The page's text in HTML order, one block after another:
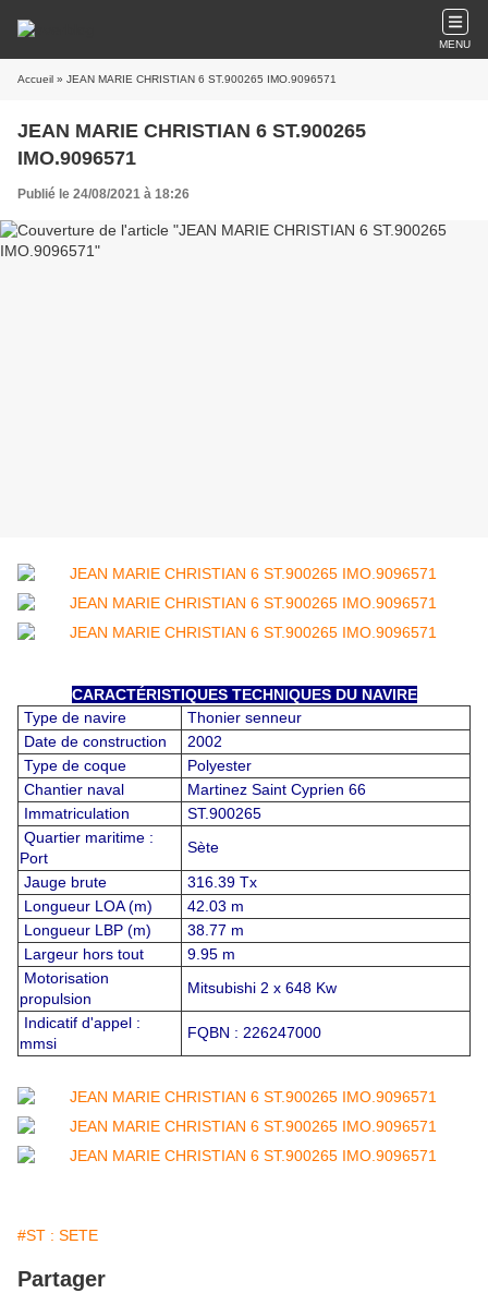
MENU
Accueil » JEAN MARIE CHRISTIAN 6 ST.900265 IMO.9096571
JEAN MARIE CHRISTIAN 6 ST.900265
IMO.9096571
Publié le 24/08/2021 à 18:26
CARACTÉRISTIQUES TECHNIQUES DU NAVIRE
Type de navire
Thonier senneur
Date de construction
2002
Type de coque
Polyester
Chantier naval
Martinez Saint Cyprien 66
Immatriculation
ST.900265
Quartier maritime :
Port
Sète
Jauge brute
316.39 Tx
Longueur LOA (m)
42.03 m
Longueur LBP (m)
38.77 m
Largeur hors tout
9.95 m
Motorisation
propulsion
Mitsubishi 2 x 648 Kw
Indicatif d'appel :
mmsi
FQBN : 226247000
#ST : SETE
Partager